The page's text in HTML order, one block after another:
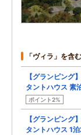
「ヴィラ」を含
【グランピン
タントハウス 素
ポイント2%
【グランピン
タントハウス 1